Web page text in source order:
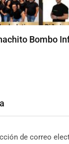
Bombo
de correo